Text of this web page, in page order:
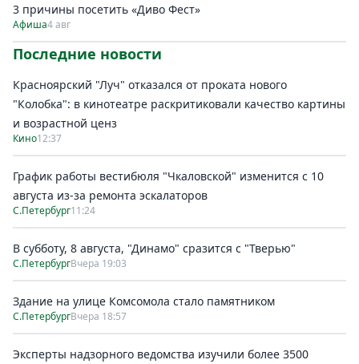
3 причины посетить «Диво Фест»
Афиша4 авг
Последние новости
Красноярский "Луч" отказался от проката нового
"Колобка": в кинотеатре раскритиковали качество картины
и возрастной ценз
Кино12:37
График работы вестибюля "Чкаловской" изменится с 10
августа из-за ремонта эскалаторов
С.Петербург11:24
В субботу, 8 августа, "Динамо" сразится с "Тверью"
С.ПетербургВчера 19:03
Здание на улице Комсомола стало памятником
С.ПетербургВчера 18:57
Эксперты надзорного ведомства изучили более 3500